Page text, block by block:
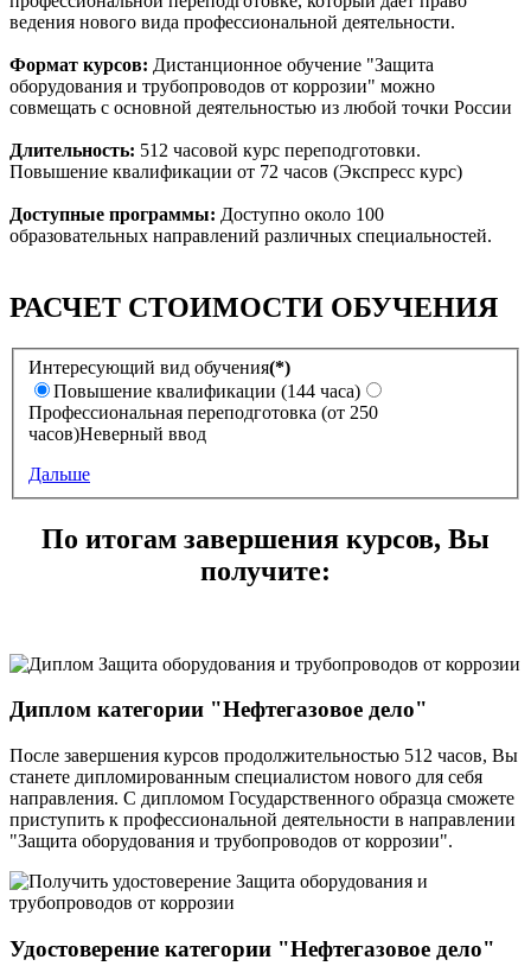
ведения нового вида профессиональной деятельности.
Формат курсов: Дистанционное обучение "Защита
оборудования и трубопроводов от коррозии" можно
совмещать с основной деятельностью из любой точки России
Длительность: 512 часовой курс переподготовки.
Повышение квалификации от 72 часов (Экспресс курс)
Доступные программы: Доступно около 100
образовательных направлений различных специальностей.
РАСЧЕТ СТОИМОСТИ ОБУЧЕНИЯ
Интересующий вид обучения(*)
Повышение квалификации (144 часа)
Профессиональная переподготовка (от 250
часов)Неверный ввод
Дальше
По итогам завершения курсов, Вы
получите:
Диплом категории "Нефтегазовое дело"
После завершения курсов продолжительностью 512 часов, Вы
станете дипломированным специалистом нового для себя
направления. С дипломом Государственного образца сможете
приступить к профессиональной деятельности в направлении
"Защита оборудования и трубопроводов от коррозии".
Удостоверение категории "Нефтегазовое дело"